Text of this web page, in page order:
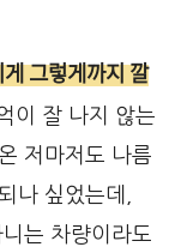
그렇게까지 깔
이 잘 나지 않는
저마저도 나름
나 싶었는데,
는 차량이라도